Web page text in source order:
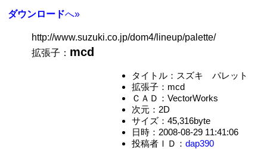
ダウンロードへ»
http://www.suzuki.co.jp/dom4/lineup/palette/
拡張子： mcd
タイトル：スズキ パレット
拡張子：mcd
ＣＡＤ：VectorWorks
次元：2D
サイズ：45,316byte
日時：2008-08-29 11:41:06
投稿者ＩＤ： dap390